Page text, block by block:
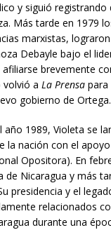
y siguió registrando
Más tarde en 1979
marxistas,
Debayle bajo el
brevemente
volvió a La Prensa para
gobierno de Ortega.
año 1989, Violeta se
la nación con el
Opositora). En
de Nicaragua y más
presidencia y el
relacionados
durante una